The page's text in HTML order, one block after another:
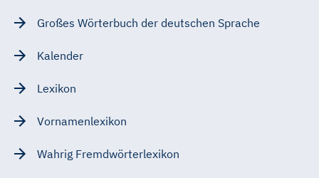
Großes Wörterbuch der deutschen Sprache
Kalender
Lexikon
Vornamenlexikon
Wahrig Fremdwörterlexikon